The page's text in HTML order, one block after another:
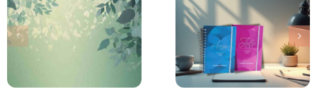
Agenda Mantras
Sustentables
2026
Meditación en
Bosque:
Intuición y
Acción